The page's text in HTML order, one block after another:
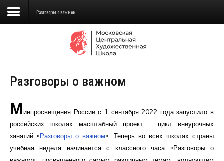
Сведения об образовательной
Школа
Училище
Детская Художественная школа
Поступающим
Разговоры о важном
Разговоры о важном
Минпросвещения России с 1 сентября 2022 года запустило в
российских школах масштабный проект – цикл внеурочных
занятий «Разговоры о важном». Теперь во всех школах страны
учебная неделя начинается с классного часа «Разговоры о